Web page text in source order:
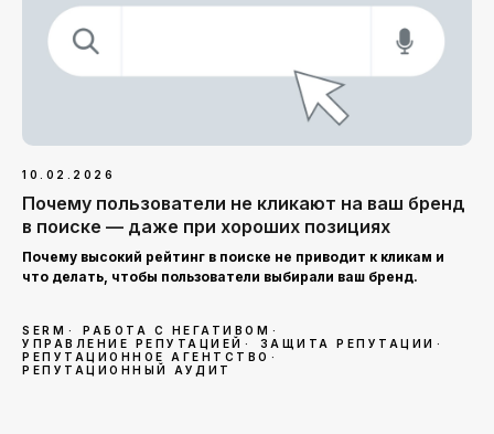
10.02.2026
Почему пользователи не кликают на ваш бренд
в поиске — даже при хороших позициях
Почему высокий рейтинг в поиске не приводит к кликам и
что делать, чтобы пользователи выбирали ваш бренд.
SERM
РАБОТА С НЕГАТИВОМ
УПРАВЛЕНИЕ РЕПУТАЦИЕЙ
ЗАЩИТА РЕПУТАЦИИ
РЕПУТАЦИОННОЕ АГЕНТСТВО
РЕПУТАЦИОННЫЙ АУДИТ